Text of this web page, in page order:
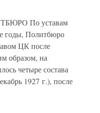
По уставам
годы, Политбюро
ЦК после
образом, на
четыре состава
1927 г.), после